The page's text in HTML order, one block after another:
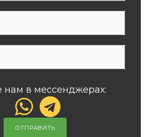
нам в мессенджерах:
ОТПРАВИТЬ